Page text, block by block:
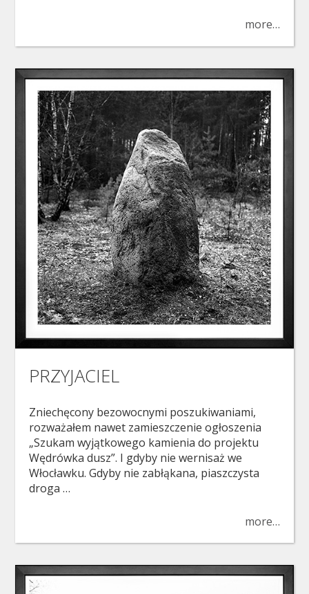
more…
PRZYJACIEL
Zniechęcony bezowocnymi poszukiwaniami,
rozważałem nawet zamieszczenie ogłoszenia
„Szukam wyjątkowego kamienia do projektu
Wędrówka dusz”. I gdyby nie wernisaż we
Włocławku. Gdyby nie zabłąkana, piaszczysta
droga …
more…